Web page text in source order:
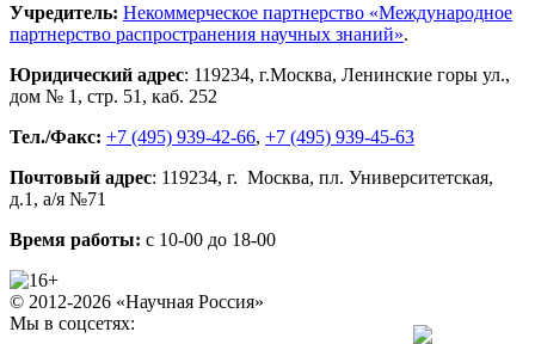
Учредитель: Некоммерческое партнерство «Международное
партнерство распространения научных знаний».
Юридический адрес: 119234, г.Москва, Ленинские горы ул.,
дом № 1, стр. 51 , каб. 252
Тел./Факс: +7 (495) 939-42-66, +7 (495) 939-45-63
Почтовый адрес: 119234, г. Москва, пл. Университетская,
д.1 , а/я №71
Время работы: с 10-00 до 18-00
© 2012-2026 «Научная Россия»
Мы в соцсетях: